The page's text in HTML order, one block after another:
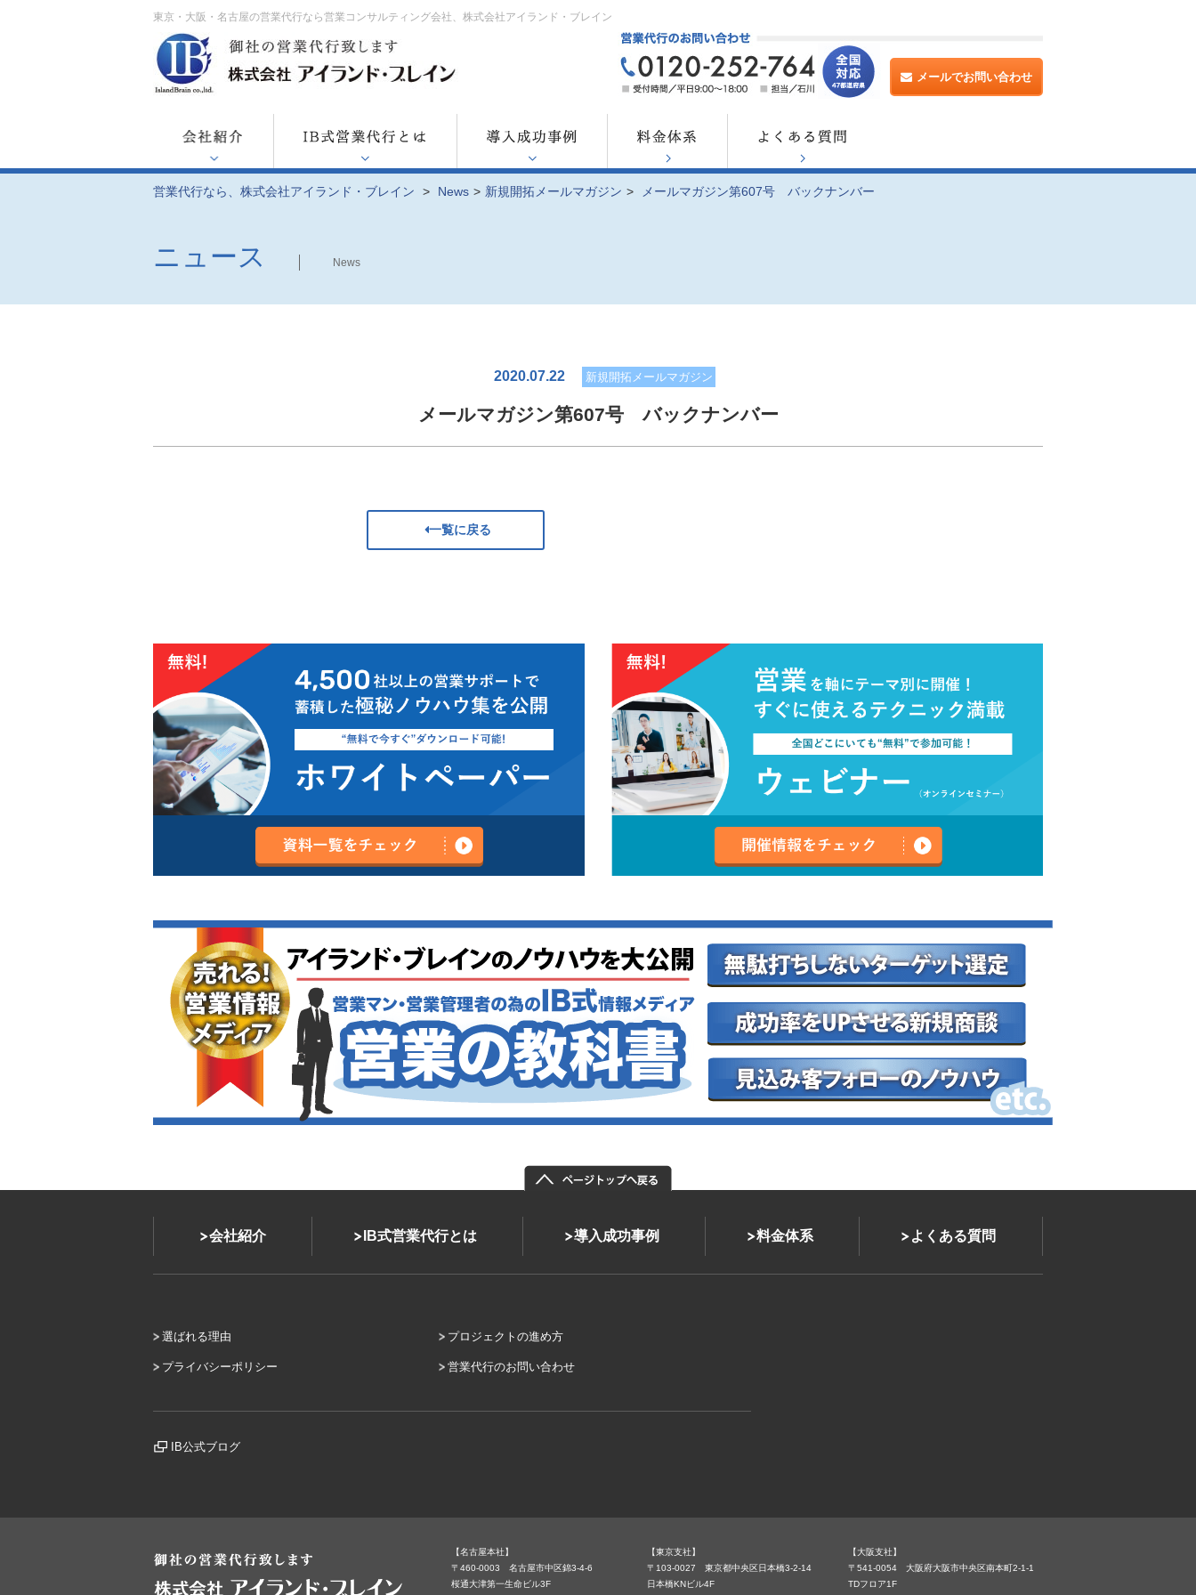
東京・大阪・名古屋の営業代行なら営業コンサルティング会社、株式会社アイランド・ブレイン
メールでお問い合わせ
営業代行なら、株式会社アイランド・ブレイン > News > 新規開拓メールマガジン > メールマガジン第607号 バックナンバー
ニュース News
2020.07.22 新規開拓メールマガジン
メールマガジン第607号 バックナンバー
一覧に戻る
会社紹介 IB式営業代行とは 導入成功事例 料金体系 よくある質問
選ばれる理由 プロジェクトの進め方
プライバシーポリシー 営業代行のお問い合わせ
IB公式ブログ
【名古屋本社】
〒460-0003 名古屋市中区錦3-4-6
桜通大津第一生命ビル3F
【東京支社】
〒103-0027 東京都中央区日本橋3-2-14
日本橋KNビル4F
【大阪支社】
〒541-0054 大阪府大阪市中央区南本町2-1-1
TDフロア1F